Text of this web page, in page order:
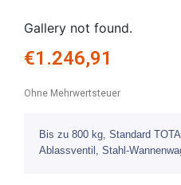
Gallery not found.
€1.246,91
Ohne Mehrwertsteuer
Bis zu 800 kg, Standard
Ablassventil, Stahl-